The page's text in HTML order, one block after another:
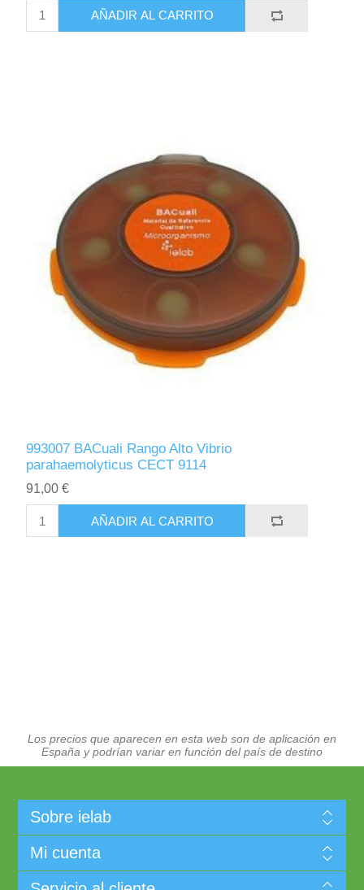
AÑADIR AL CARRITO
993007 BACuali Rango Alto Vibrio
parahaemolyticus CECT 9114
91,00 €
AÑADIR AL CARRITO
Los precios que aparecen en esta web son de aplicación en
España y podrían variar en función del país de destino
Sobre ielab
Mi cuenta